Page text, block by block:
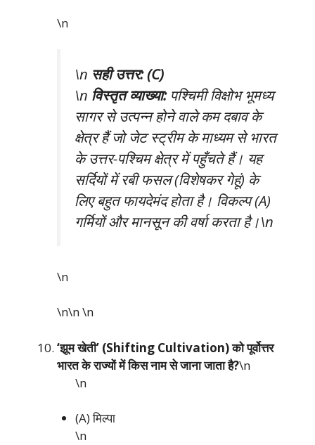
\n
\n सही उत्तर: (C)
\n विस्तृत व्याख्या:पश्चिमी विक्षोभ भूमध्य
सागर से उत्पन्न होने वाले कम दबाव के
क्षेत्र हैं जो जेट स्ट्रीम के माध्यम से भारत
के उत्तर-पश्चिम क्षेत्र में पहुँचते हैं। यह
सर्दियों में रबी फसल (विशेषकर गेहूं) के
लिए बहुत फायदेमंद होता है। विकल्प (A)
गर्मियों और मानसून की वर्षा करता है।\n
\n
\n\n\n
‘झूम खेती’ (Shifting Cultivation) को पूर्वोत्तर
भारत के राज्यों में किस नाम से जाना जाता है?\n
\n
(A) मिल्पा
\n